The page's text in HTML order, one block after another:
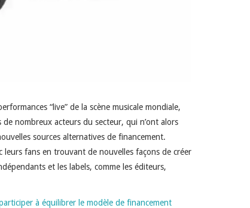
“live” de la scène musicale mondiale,
nombreux acteurs du secteur, qui n’ont alors
sources alternatives de financement.
fans en trouvant de nouvelles façons de créer
et les labels, comme les éditeurs,
à équilibrer le modèle de financement